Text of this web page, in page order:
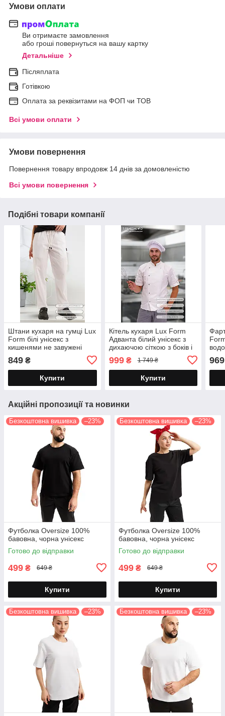
Умови оплати
Ви отримаєте замовлення
або гроші повернуться на вашу картку
Детальніше
Післяплата
Готівкою
Оплата за реквізитами на ФОП чи ТОВ
Всі умови оплати
Умови повернення
Повернення товару впродовж 14 днів за домовленістю
Всі умови повернення
Подібні товари компанії
Штани кухаря на гумці Lux
Form білі унісекс з
кишенями не завужені
849 ₴
Купити
Кітель кухаря Lux Form
Адванта білий унісекс з
дихаючою сіткою з боків і
999₴ 1 749 ₴
Купити
969
Акційні пропозиції та новинки
Безкоштовна вишивка –23%
Футболка Oversize 100%
бавовна, чорна унісекс
Готово до відправки
499 ₴ 649 ₴
Купити
Безкоштовна вишивка –23%
Футболка Oversize 100%
бавовна, чорна унісекс
Готово до відправки
499 ₴ 649 ₴
Купити
Безкоштовна вишивка –23% Безкоштовна вишивка –23%